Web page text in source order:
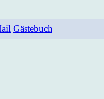
Gäste­buch